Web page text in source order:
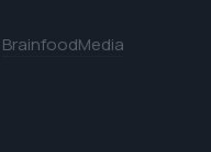
BrainfoodMedia